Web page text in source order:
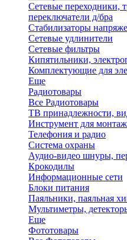
Сетевые переходники,
переключатели д/бра
Стабилизаторы
Сетевые удлинители
Сетевые фильтры
Кипятильники,
Комплектующие для
Еще
Радиотовары
Все Радиотовары
ТВ принадлежности,
Инструмент для
Телефония и радио
Система охраны
Аудио-видео шнуры,
Крокодилы
Информационные сети
Блоки питания
Паяльники, паяльная
Мультиметры,
Еще
Фототовары